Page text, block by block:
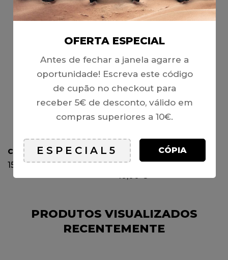
PRODUTOS RELACIONADOS
CDI PIT BIKE (5 PINS)
15,00 €
CHAVE DE IGNIÇÃO (2
FIOS) – UNIVERSAL
10,00€
PRODUTOS VISUALIZADOS
RECENTEMENTE
OFERTA ESPECIAL
Antes de fechar a janela agarre a
oportunidade! Escreva este código
de cupão no checkout para
receber 5€ de desconto, válido em
compras superiores a 10€.
CÓPIA